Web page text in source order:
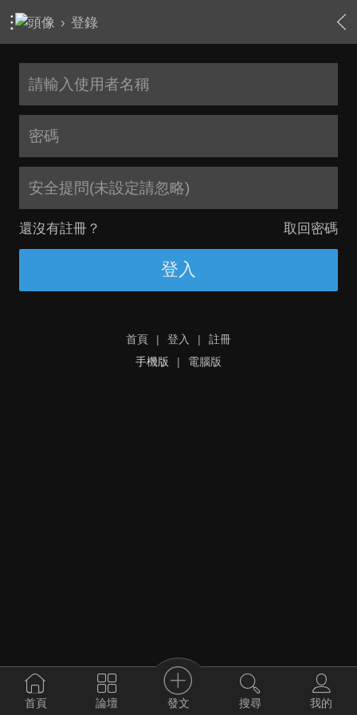
› 登錄
安全提問(未設定請忽略)
還沒有註冊？ 取回密碼
登入
首頁 | 登入 |
註冊
手機版
| 電腦版
首頁 論壇 發文 搜尋 我的